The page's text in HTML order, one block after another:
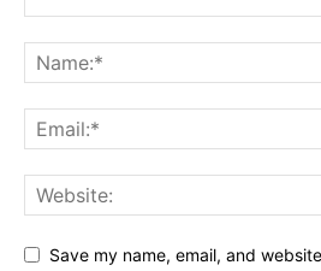
Save my name, email, and